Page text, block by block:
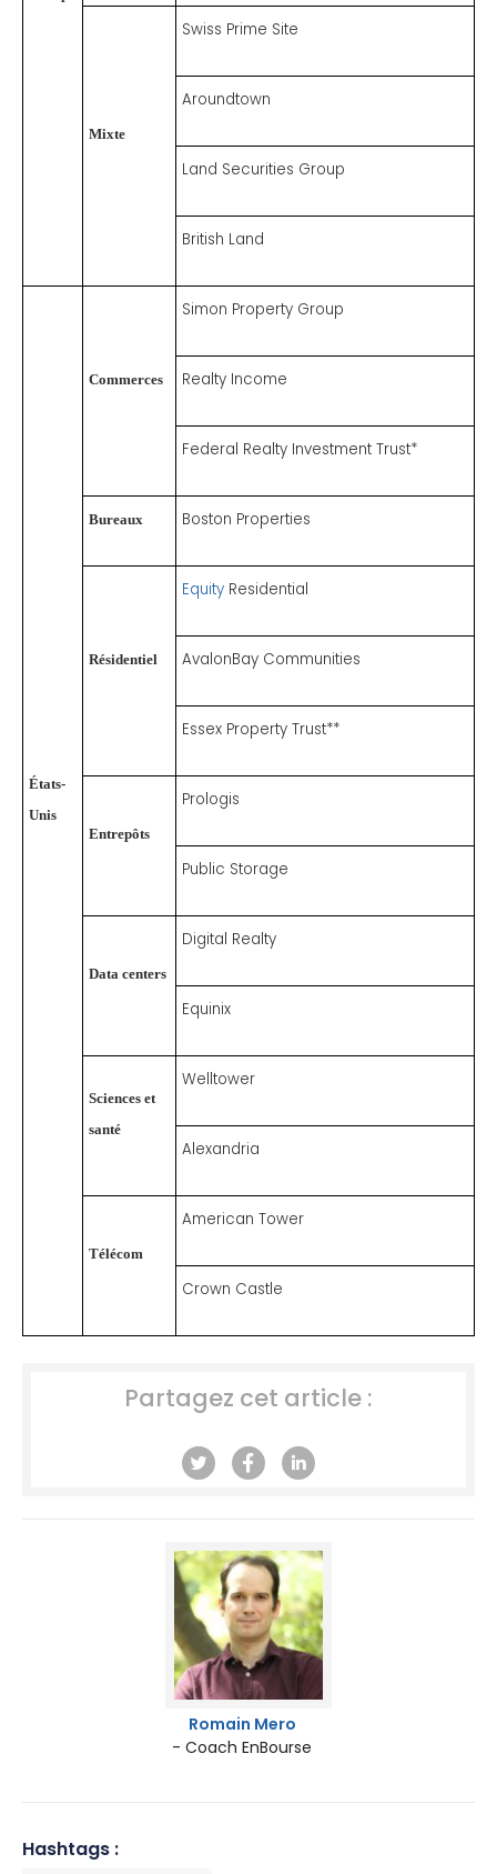
Mixte
Swiss Prime Site
Aroundtown
Land Securities Group
British Land
États-
Unis
Commerces
Simon Property Group
Realty Income
Federal Realty Investment Trust*
Bureaux Boston Properties
Résidentiel
Equity Residential
AvalonBay Communities
Essex Property Trust**
Entrepôts
Prologis
Public Storage
Data centers
Digital Realty
Equinix
Sciences et
santé
Welltower
Alexandria
Télécom
American Tower
Crown Castle
Partagez cet article :
Romain Mero
- Coach EnBourse
Hashtags :